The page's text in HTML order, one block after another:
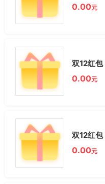
0.00元
双12红包
0.00元
双12红包
0.00元